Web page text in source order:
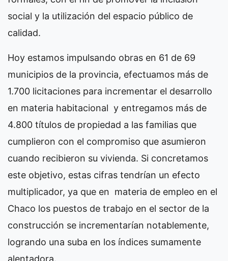
social y la utilización del espacio público de
calidad.
Hoy estamos impulsando obras en 61 de 69
municipios de la provincia, efectuamos más de
1.700 licitaciones para incrementar el desarrollo
en materia habitacional y entregamos más de
4.800 títulos de propiedad a las familias que
cumplieron con el compromiso que asumieron
cuando recibieron su vivienda. Si concretamos
este objetivo, estas cifras tendrían un efecto
multiplicador, ya que en materia de empleo en el
Chaco los puestos de trabajo en el sector de la
construcción se incrementarían notablemente,
logrando una suba en los índices sumamente
alentadora.